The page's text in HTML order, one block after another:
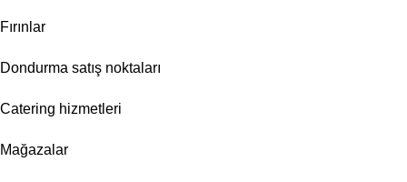
Fırınlar
Dondurma satış noktaları
Catering hizmetleri
Mağazalar